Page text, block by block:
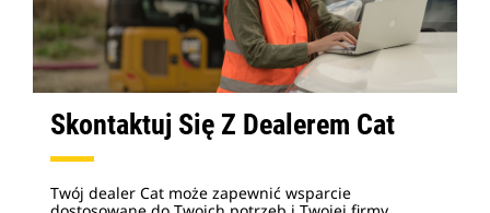
Skontaktuj Się Z Dealerem Cat
Twój dealer Cat może zapewnić wsparcie